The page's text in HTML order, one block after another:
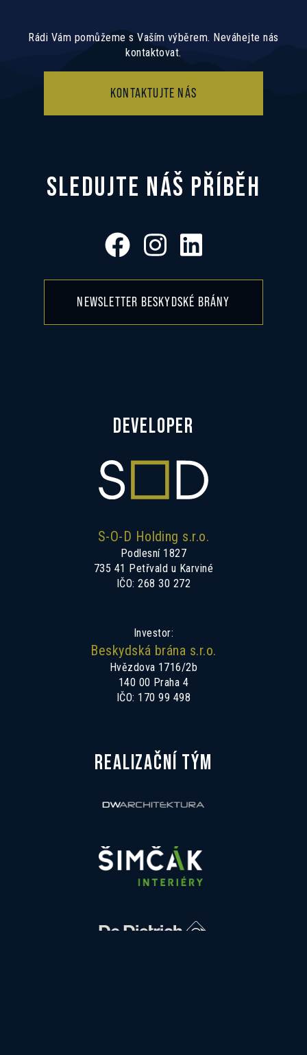
Rádi Vám pomůžeme s Vaším výběrem. Neváhejte nás
kontaktovat.
KONTAKTUJTE NÁS
SLEDUJTE NÁŠ PŘÍBĚH
NEWSLETTER BESKYDSKÉ BRÁNY
REALIZAČNÍ TÝM
DEVELOPER
S-O-D Holding s.r.o.
Podlesní 1827
735 41 Petřvald u Karviné
IČO: 268 30 272
Investor:
Beskydská brána s.r.o.
Hvězdova 1716/2b
140 00 Praha 4
IČO: 170 99 498